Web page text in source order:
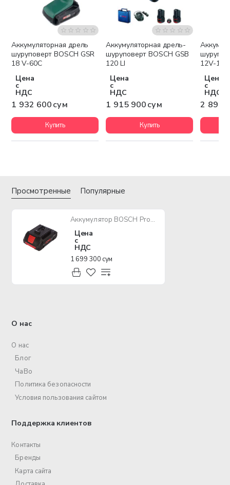
Бесплатная доставка
Аккумуляторная дрель
шуруповерт BOSCH GSR
18 V-60С
Цена
с
НДС
1 932 600 сум
Купить
Бесплатная доставка
Аккумуляторная дрель-
шуруповерт BOSCH GSB
120 LI
Цена
с
НДС
1 915 900 сум
Купить
12V-15
Цена
с
НДС
2 891
Просмотренные Популярные
Аккумулятор BOSCH ProCORE18V 4.0 Ач
Цена
с
НДС
1 699 300 сум
О нас
О нас
Блог
ЧаВо
Политика безопасности
Условия пользования сайтом
Поддержка клиентов
Контакты
Бренды
Карта сайта